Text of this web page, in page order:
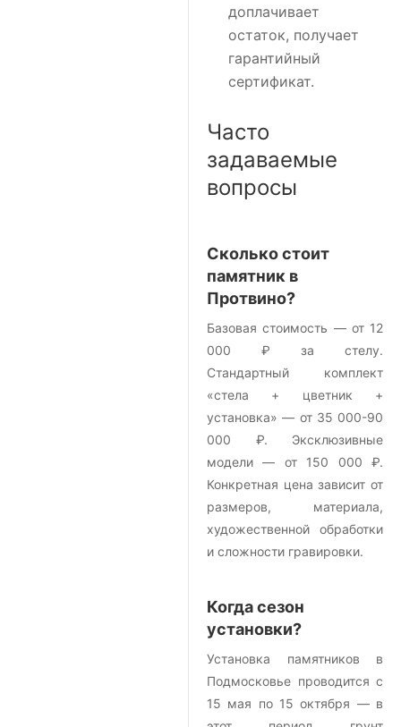
доплачивает
остаток, получает
гарантийный
сертификат.
Часто
задаваемые
вопросы
Сколько стоит
памятник в
Протвино?
Базовая стоимость — от 12
000 ₽ за стелу.
Стандартный комплект
«стела + цветник +
установка» — от 35 000-90
000 ₽. Эксклюзивные
модели — от 150 000 ₽.
Конкретная цена зависит от
размеров, материала,
художественной обработки
и сложности гравировки.
Когда сезон
установки?
Установка памятников в
Подмосковье проводится с
15 мая по 15 октября — в